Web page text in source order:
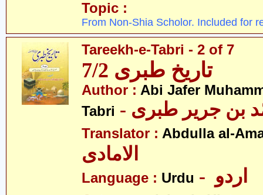
Topic :
From Non-Shia Scholor. Included for
Tareekh-e-Tabri - 2 of 7
تاریخ طبری 7/2
Author : Abi Jafer
Tabri
بن جریر طبری
Translator : Abdulla al-
الامادی
Language : Urdu